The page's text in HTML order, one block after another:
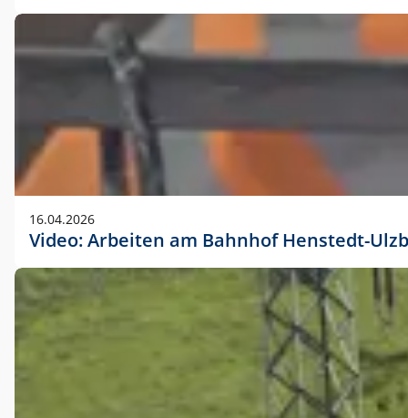
16.04.2026
Video: Arbeiten am Bahnhof Henstedt-